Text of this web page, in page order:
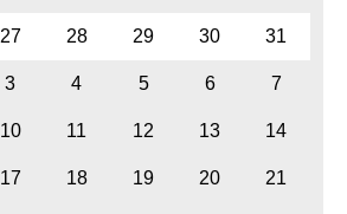
27 28 29 30 31
3 4 5 6 7
10 11 12 13 14
17 18 19 20 21